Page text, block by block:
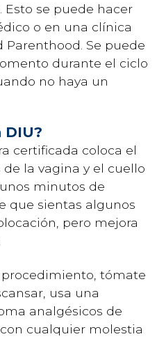
se puede hacer
o en una clínica
Parenthood. Se puede
durante el ciclo
no haya un
DIU?
certificada coloca el
de la vagina y el cuello
minutos de
que sientas algunos
pero mejora
tómate
usa una
analgésicos de
cualquier molestia